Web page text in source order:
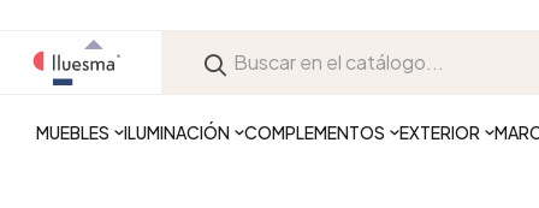
MUEBLES ILUMINACIÓN COMPLEMENTOS EXTERIOR